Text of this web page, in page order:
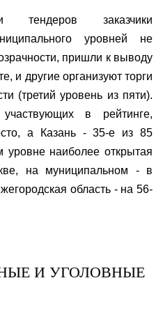
тендеров заказчики
уровней не
пришли к выводу
и другие организуют торги
(третий уровень из пяти).
в рейтинге,
а Казань - 35-е из 85
уровне наиболее открытая
на муниципальном - в
область - на 56-
И УГОЛОВНЫЕ